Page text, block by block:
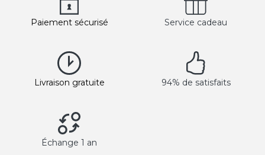
Paiement sécurisé Service cadeau
Livraison gratuite 94% de satisfaits
Échange 1 an